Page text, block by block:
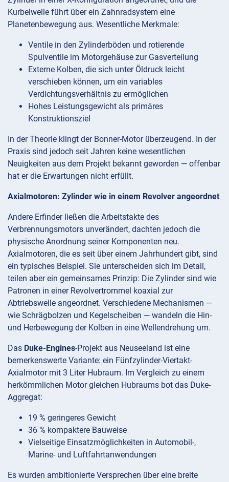
Kurbelwelle führt über ein Zahnradsystem eine
Planetenbewegung aus. Wesentliche Merkmale:
Ventile in den Zylinderböden und rotierende
Spulventile im Motorgehäuse zur Gasverteilung
Externe Kolben, die sich unter Öldruck leicht
verschieben können, um ein variables
Verdichtungsverhältnis zu ermöglichen
Hohes Leistungsgewicht als primäres
Konstruktionsziel
In der Theorie klingt der Bonner-Motor überzeugend. In der
Praxis sind jedoch seit Jahren keine wesentlichen
Neuigkeiten aus dem Projekt bekannt geworden — offenbar
hat er die Erwartungen nicht erfüllt.
Axialmotoren: Zylinder wie in einem Revolver angeordnet
Andere Erfinder ließen die Arbeitstakte des
Verbrennungsmotors unverändert, dachten jedoch die
physische Anordnung seiner Komponenten neu.
Axialmotoren, die es seit über einem Jahrhundert gibt, sind
ein typisches Beispiel. Sie unterscheiden sich im Detail,
teilen aber ein gemeinsames Prinzip: Die Zylinder sind wie
Patronen in einer Revolvertrommel koaxial zur
Abtriebswelle angeordnet. Verschiedene Mechanismen —
wie Schrägbolzen und Kegelscheiben — wandeln die Hin-
und Herbewegung der Kolben in eine Wellendrehung um.
Das Duke-Engines-Projekt aus Neuseeland ist eine
bemerkenswerte Variante: ein Fünfzylinder-Viertakt-
Axialmotor mit 3 Liter Hubraum. Im Vergleich zu einem
herkömmlichen Motor gleichen Hubraums bot das Duke-
Aggregat:
19 % geringeres Gewicht
36 % kompaktere Bauweise
Vielseitige Einsatzmöglichkeiten in Automobil-,
Marine- und Luftfahrtanwendungen
Es wurden ambitionierte Versprechen über eine breite